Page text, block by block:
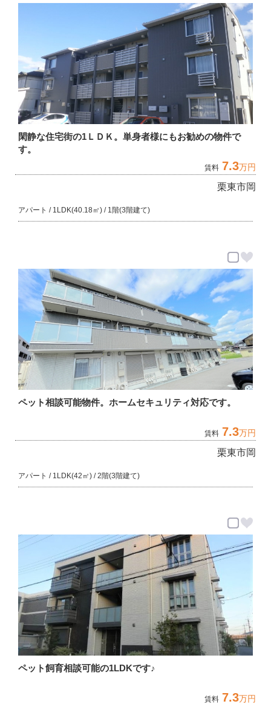
閑静な住宅街の1ＬＤＫ。単身者様にもお勧めの物件で
す。
栗東市岡
賃料 7.3万円
アパート / 1LDK(40.18㎡) / 1階(3階建て)
ペット相談可能物件。ホームセキュリティ対応です。
栗東市岡
賃料 7.3万円
アパート / 1LDK(42㎡) / 2階(3階建て)
ペット飼育相談可能の1LDKです♪
賃料 7.3万円